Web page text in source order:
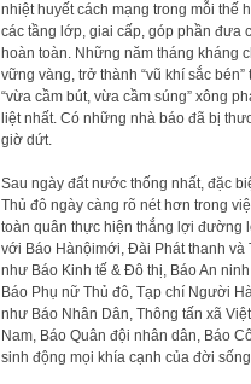
nhiệt huyết cách mạng trong mỗi thế
các tầng lớp, giai cấp, góp phần đưa
hoàn toàn. Những năm tháng kháng
vững vàng, trở thành “vũ khí sắc
“vừa cầm bút, vừa cầm súng” xông
liệt nhất. Có những nhà báo đã bị
giờ dứt.
Sau ngày đất nước thống nhất, đặc
Thủ đô ngày càng rõ nét hơn trong
toàn quân thực hiện thắng lợi đường
với Báo Hànộimới, Đài Phát thanh và
như Báo Kinh tế & Đô thị, Báo An
Báo Phụ nữ Thủ đô, Tạp chí Người
như Báo Nhân Dân, Thông tấn xã
Nam, Báo Quân đội nhân dân, Báo
sinh động mọi khía cạnh của đời